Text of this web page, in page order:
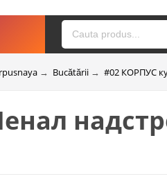
→ Bucătării → #02 КОРПУС